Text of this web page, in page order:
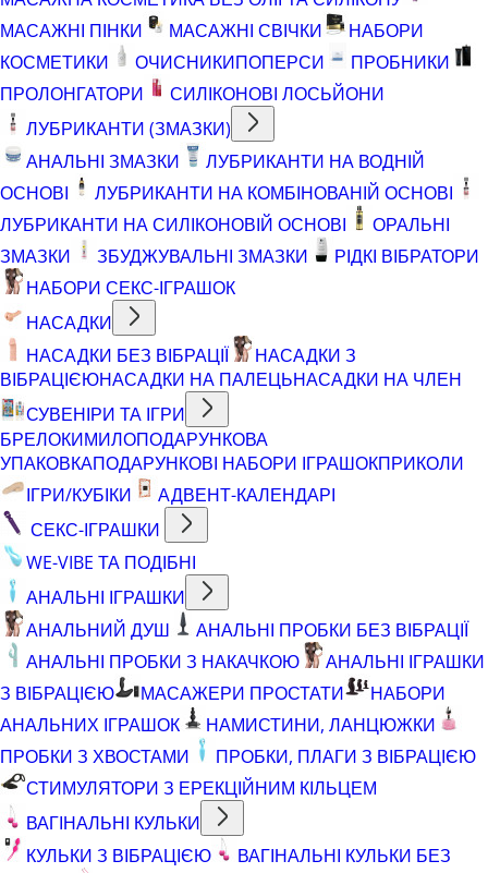
МАСАЖНІ ПІНКИ
МАСАЖНІ СВІЧКИ
НАБОРИ
КОСМЕТИКИ
ОЧИСНИКИПОПЕРСИ
ПРОБНИКИ
ПРОЛОНГАТОРИ
СИЛІКОНОВІ ЛОСЬЙОНИ
ЛУБРИКАНТИ (ЗМАЗКИ)
АНАЛЬНІ ЗМАЗКИ
ЛУБРИКАНТИ НА ВОДНІЙ
ОСНОВІ
ЛУБРИКАНТИ НА КОМБІНОВАНІЙ ОСНОВІ
ЛУБРИКАНТИ НА СИЛІКОНОВІЙ ОСНОВІ
ОРАЛЬНІ
ЗМАЗКИ
ЗБУДЖУВАЛЬНІ ЗМАЗКИ
РІДКІ ВІБРАТОРИ
НАБОРИ СЕКС-ІГРАШОК
НАСАДКИ
НАСАДКИ БЕЗ ВІБРАЦІЇ
НАСАДКИ З
ВІБРАЦІЄЮНАСАДКИ НА ПАЛЕЦЬНАСАДКИ НА ЧЛЕН
СУВЕНІРИ ТА ІГРИ
БРЕЛОКИМИЛОПОДАРУНКОВА
УПАКОВКАПОДАРУНКОВІ НАБОРИ ІГРАШОКПРИКОЛИ
ІГРИ/КУБІКИ
АДВЕНТ-КАЛЕНДАРІ
СЕКС-ІГРАШКИ
WE-VIBE ТА ПОДІБНІ
АНАЛЬНІ ІГРАШКИ
АНАЛЬНИЙ ДУШ
АНАЛЬНІ ПРОБКИ БЕЗ ВІБРАЦІЇ
АНАЛЬНІ ПРОБКИ З НАКАЧКОЮ
АНАЛЬНІ ІГРАШКИ
З ВІБРАЦІЄЮ
МАСАЖЕРИ ПРОСТАТИ
НАБОРИ
АНАЛЬНИХ ІГРАШОК
НАМИСТИНИ, ЛАНЦЮЖКИ
ПРОБКИ З ХВОСТАМИ
ПРОБКИ, ПЛАГИ З ВІБРАЦІЄЮ
СТИМУЛЯТОРИ З ЕРЕКЦІЙНИМ КІЛЬЦЕМ
ВАГІНАЛЬНІ КУЛЬКИ
КУЛЬКИ З ВІБРАЦІЄЮ
ВАГІНАЛЬНІ КУЛЬКИ БЕЗ